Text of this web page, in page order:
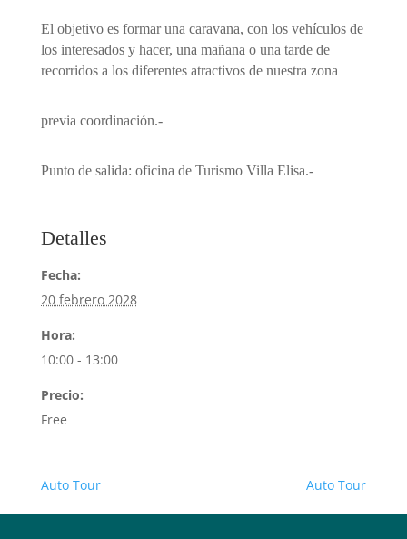
El objetivo es formar una caravana, con los vehículos de
los interesados y hacer, una mañana o una tarde de
recorridos a los diferentes atractivos de nuestra zona
previa coordinación.-
Punto de salida: oficina de Turismo Villa Elisa.-
Detalles
Fecha:
20 febrero 2028
Hora:
10:00 - 13:00
Precio:
Free
Auto Tour Auto Tour